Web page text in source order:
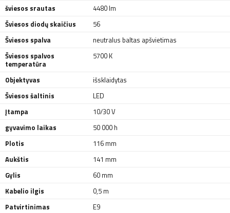
šviesos srautas
4480 lm
Šviesos diodų skaičius
56
Šviesos spalva
neutralus baltas apšvietimas
Šviesos spalvos
temperatūra
5700 K
Objektyvas
išsklaidytas
Šviesos šaltinis
LED
Įtampa
10/30 V
gyvavimo laikas
50 000 h
Plotis
116 mm
Aukštis
141 mm
Gylis
60 mm
Kabelio ilgis
0,5 m
Patvirtinimas
E9